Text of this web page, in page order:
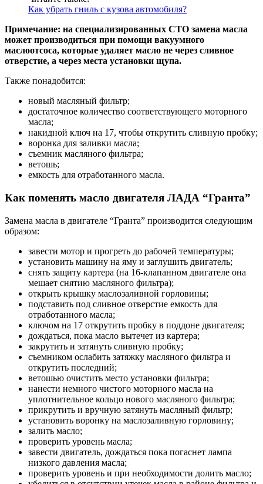
Как убрать гниль с кузова автомобиля?
Примечание: на специализированных СТО замена масла
может производиться при помощи вакуумного
маслоотсоса, которые удаляет масло не через сливное
отверстие, а через места установки щупа.
Также понадобится:
новый масляный фильтр;
достаточное количество соответствующего моторного
масла;
накидной ключ на 17, чтобы открутить сливную пробку;
воронка для заливки масла;
съемник масляного фильтра;
ветошь;
емкость для отработанного масла.
Как поменять масло двигателя ЛАДА “Гранта”
Замена масла в двигателе “Гранта” производится следующим
образом:
завести мотор и прогреть до рабочей температуры;
установить машину на яму и заглушить двигатель;
снять защиту картера (на 16-клапанном двигателе она
мешает снятию масляного фильтра);
открыть крышку маслозаливной горловины;
подставить под сливное отверстие емкость для
отработанного масла;
ключом на 17 открутить пробку в поддоне двигателя;
дождаться, пока масло вытечет из картера;
закрутить и затянуть сливную пробку;
съемником ослабить затяжку масляного фильтра и
открутить последний;
ветошью очистить место установки фильтра;
нанести немного чистого моторного масла на
уплотнительное кольцо нового масляного фильтра;
прикрутить и вручную затянуть масляный фильтр;
установить воронку на маслозаливную горловину;
залить масло;
проверить уровень масла;
завести двигатель, дождаться пока погаснет лампа
низкого давления масла;
проверить уровень и при необходимости долить масло;